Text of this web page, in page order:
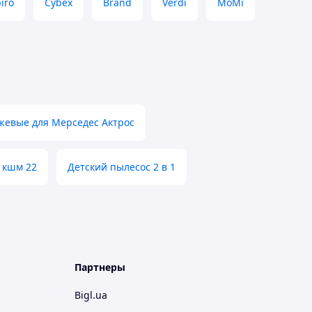
для Мерседес Актрос
кшм 22 Детский пылесос 2 в 1
Партнеры
Bigl.ua